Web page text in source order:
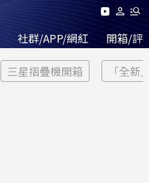
社群/APP/網紅 開箱/評
三星摺疊機開箱 「全新